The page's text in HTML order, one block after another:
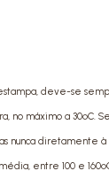
deve-se
no máximo a 30ºC.
nunca diretamente à
entre 100 e